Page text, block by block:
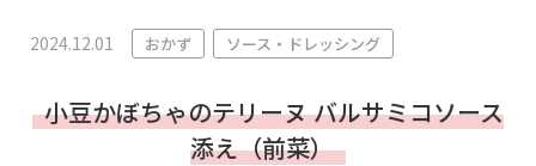
2024.12.01 おかず ソース・ドレッシング
小豆かぼちゃのテリーヌ バルサミコソース
添え（前菜）